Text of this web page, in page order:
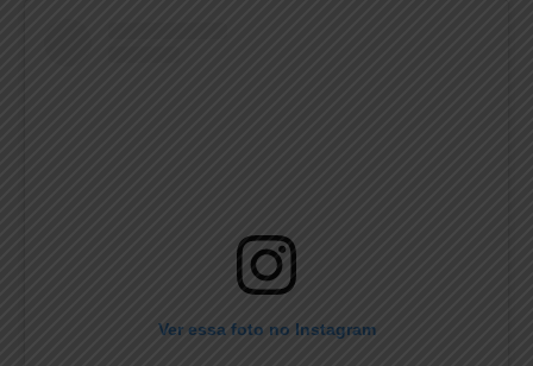
Ver essa foto no Instagram